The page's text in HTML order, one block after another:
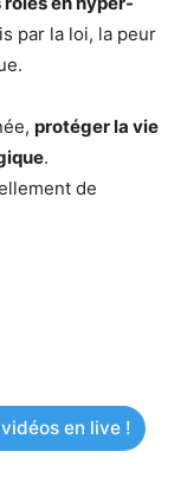
par la loi, la peur
protéger la vie
.
de
en live !